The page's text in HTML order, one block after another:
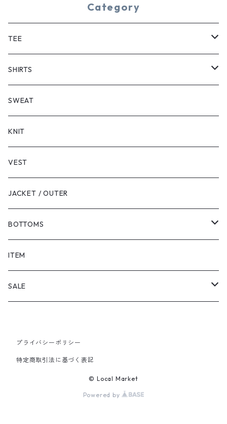
Category
TEE
SHORT SLEEVE
LONG SLEEVE
SHIRTS
SHORT SLEEVE
LONG SLEEVE
SWEAT
KNIT
VEST
JACKET / OUTER
BOTTOMS
SHORTS
PANTS
ITEM
SALE
PANTS
プライバシーポリシー
特定商取引法に基づく表記
© Local Market
Powered by